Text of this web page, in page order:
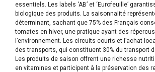
essentiels. Les labels ‘AB’ et ‘Eurofeuille’
biologique des produits. La saisonnalité
déterminant, sachant que 75% des Français
tomates en hiver, une pratique ayant des
l’environnement. Les circuits courts et l’achat
des transports, qui constituent 30% du transport
Les produits de saison offrent une richesse
en vitamines et participent à la préservation des